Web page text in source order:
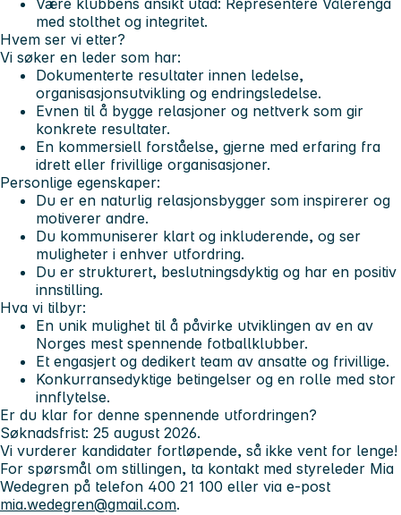
Være klubbens ansikt utad: Representere Vålerenga
med stolthet og integritet.
Hvem ser vi etter?
Vi søker en leder som har:
Dokumenterte resultater innen ledelse,
organisasjonsutvikling og endringsledelse.
Evnen til å bygge relasjoner og nettverk som gir
konkrete resultater.
En kommersiell forståelse, gjerne med erfaring fra
idrett eller frivillige organisasjoner.
Personlige egenskaper:
Du er en naturlig relasjonsbygger som inspirerer og
motiverer andre.
Du kommuniserer klart og inkluderende, og ser
muligheter i enhver utfordring.
Du er strukturert, beslutningsdyktig og har en positiv
innstilling.
Hva vi tilbyr:
En unik mulighet til å påvirke utviklingen av en av
Norges mest spennende fotballklubber.
Et engasjert og dedikert team av ansatte og frivillige.
Konkurransedyktige betingelser og en rolle med stor
innflytelse.
Er du klar for denne spennende utfordringen?
Søknadsfrist: 25 august 2026.
Vi vurderer kandidater fortløpende, så ikke vent for lenge!
For spørsmål om stillingen, ta kontakt med styreleder Mia
Wedegren på telefon 400 21 100 eller via e-post
mia.wedegren@gmail.com.